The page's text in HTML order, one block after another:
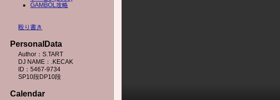
GAMBOL攻略
殴り書き
PersonalData
Author：S.TART
DJ NAME：.KECAK
ID：5467-9734
SP10段DP10段
Calendar